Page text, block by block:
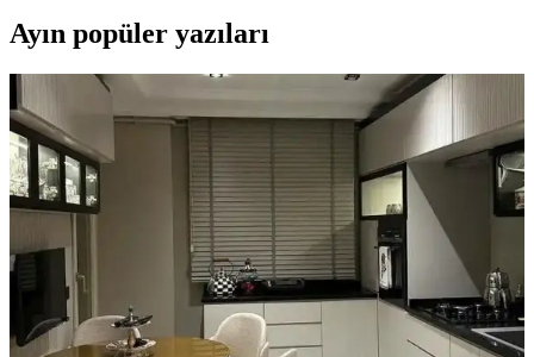
Ayın popüler yazıları